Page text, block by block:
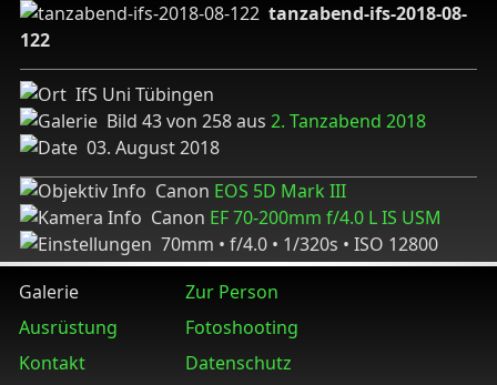
tanzabend-ifs-2018-08-
122
IfS Uni Tübingen
Bild 43 von 258 aus 2. Tanzabend 2018
03. August 2018
Canon EOS 5D Mark III
Canon EF 70-200mm f/4.0 L IS USM
70mm • f/4.0 • 1/320s • ISO 12800
Galerie
Zur Person
Ausrüstung
Fotoshooting
Kontakt
Datenschutz